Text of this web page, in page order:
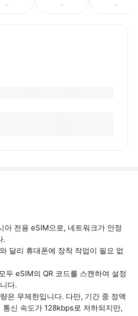
- - -
아 전용 eSIM으로, 네트워크가 안정
.
달리 휴대폰에 장착 작업이 필요 없
두 eSIM의 QR 코드를 스캔하여 설정
다.
은 무제한입니다. 다만, 기간 중 정액
통신 속도가 128kbps로 저하되지만,